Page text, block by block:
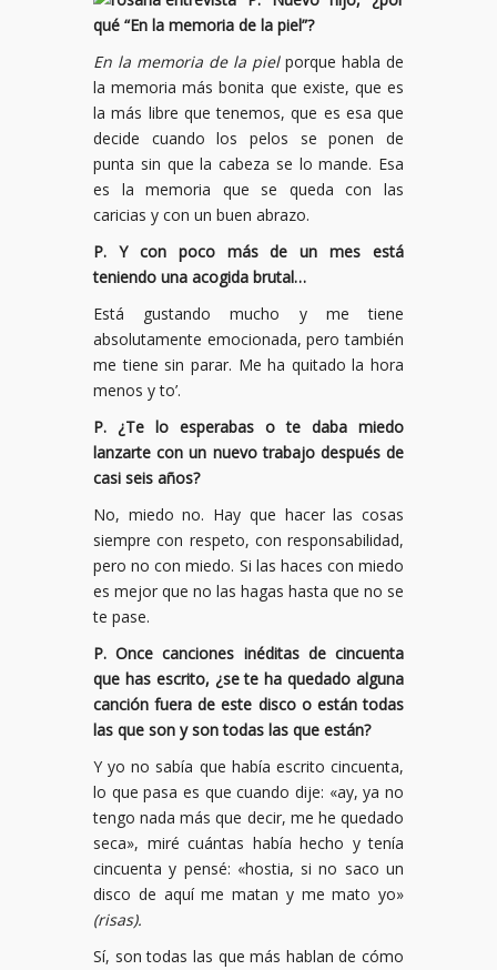
qué “En la memoria de la piel”?
En la memoria de la pielporque habla de
la memoria más bonita que existe, que es
la más libre que tenemos, que es esa que
decide cuando los pelos se ponen de
punta sin que la cabeza se lo mande. Esa
es la memoria que se queda con las
caricias y con un buen abrazo.
P. Y con poco más de un mes está
teniendo una acogida brutal…
Está gustando mucho y me tiene
absolutamente emocionada, pero también
me tiene sin parar. Me ha quitado la hora
menos y to’.
P. ¿Te lo esperabas o te daba miedo
lanzarte con un nuevo trabajo después de
casi seis años?
No, miedo no. Hay que hacer las cosas
siempre con respeto, con responsabilidad,
pero no con miedo. Si las haces con miedo
es mejor que no las hagas hasta que no se
te pase.
P. Once canciones inéditas de cincuenta
que has escrito, ¿se te ha quedado alguna
canción fuera de este disco o están todas
las que son y son todas las que están?
Y yo no sabía que había escrito cincuenta,
lo que pasa es que cuando dije: «ay, ya no
tengo nada más que decir, me he quedado
seca», miré cuántas había hecho y tenía
cincuenta y pensé: «hostia, si no saco un
disco de aquí me matan y me mato yo»
(risas).
Sí, son todas las que más hablan de cómo